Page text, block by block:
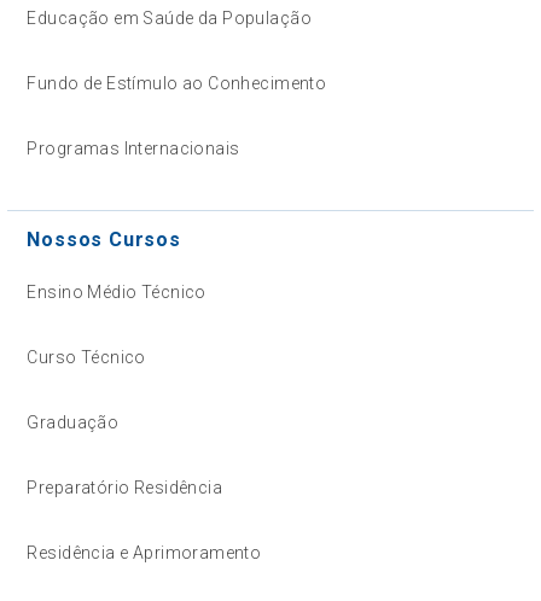
Educação em Saúde da População
Fundo de Estímulo ao Conhecimento
Programas Internacionais
Nossos Cursos
Ensino Médio Técnico
Curso Técnico
Graduação
Preparatório Residência
Residência e Aprimoramento